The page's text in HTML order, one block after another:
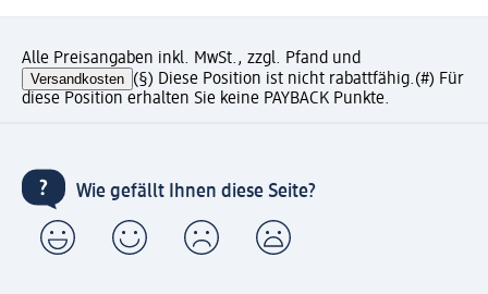
Alle Preisangaben inkl. MwSt., zzgl. Pfand und
Versandkosten (§) Diese Position ist nicht rabattfähig.(#) Für
diese Position erhalten Sie keine PAYBACK Punkte.
Wie gefällt Ihnen diese Seite?